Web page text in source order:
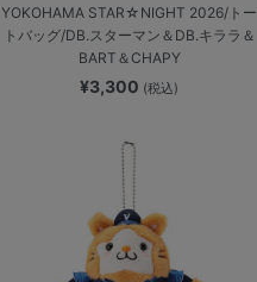
YOKOHAMA STAR☆NIGHT 2026/トー
トバッグ/DB.スターマン＆DB.キララ＆
BART＆CHAPY
¥3,300 (税込)